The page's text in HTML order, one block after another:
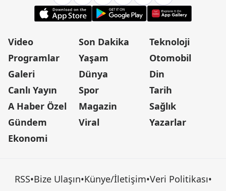
Video
Programlar
Galeri
Canlı Yayın
A Haber Özel
Gündem
Ekonomi
Son Dakika
Yaşam
Dünya
Spor
Magazin
Viral
Teknoloji
Otomobil
Din
Tarih
Sağlık
Yazarlar
RSS•Bize Ulaşın•Künye/İletişim•Veri Politikası•